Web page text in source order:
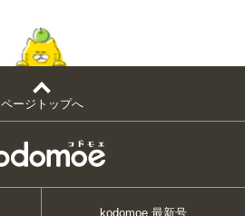
ページトップへ
kodomoe 最新号